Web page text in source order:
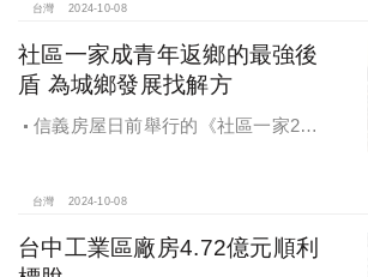
家邸「長築白樓1」
台灣 2024-10-08
社區一家成青年返鄉的最強後
盾 為城鄉發展找解方
信義房屋日前舉行的《社區一家20
彰化鬆勢三日節策展人劉孟豪分享他
家鄉帶來改變和發展的故事。
台灣 2024-10-08
台中工業區廠房4.72億元順利